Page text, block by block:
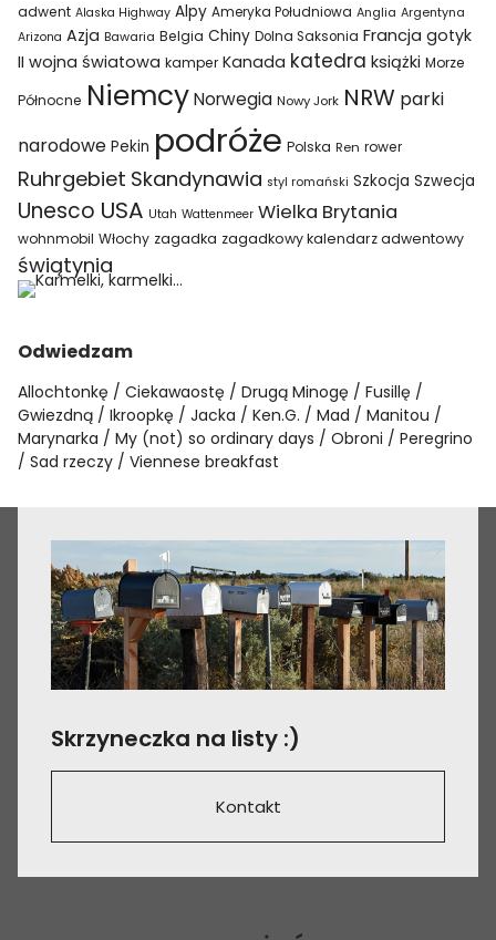
adwent Alaska Highway Alpy Ameryka Południowa Anglia Argentyna
Arizona Azja Bawaria Belgia Chiny Dolna Saksonia Francja gotyk
II wojna światowa kamper Kanada katedra książki Morze
Północne Niemcy Norwegia Nowy Jork NRW parki
narodowe Pekin podróże Polska Ren rower
Ruhrgebiet Skandynawia styl romański Szkocja Szwecja
Unesco USA Utah Wattenmeer Wielka Brytania
wohnmobil Włochy zagadka zagadkowy kalendarz adwentowy
świątynia
Odwiedzam
Allochtonkę Ciekawaostę Drugą Minogę
Fusillę
Gwiezdną
Ikroopkę Jacka Ken.G. Mad
Manitou
Marynarka
My (not) so ordinary days Obroni
Peregrino
Sad rzeczy
Viennese breakfast
Skrzyneczka na listy :)
Kontakt